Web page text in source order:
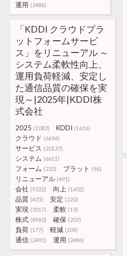
運用 (2486)
「KDDI クラウドプラ
ットフォームサービ
ス」をリニューアル ～
システム柔軟性向上、
運用負荷軽減、安定し
た通信品質の確保を実
現～|2025年|KDDI株
式会社
2025 (1083) KDDI (1616)
クラウド (6696)
サービス (20137)
システム (6611)
フォーム (232) プラット (96)
リニューアル (491)
会社 (9322) 向上 (1602)
品質 (455) 安定 (220)
実現 (3517) 柔軟 (19)
株式 (8960) 確保 (207)
負荷 (177) 軽減 (209)
通信 (2491) 運用 (2486)